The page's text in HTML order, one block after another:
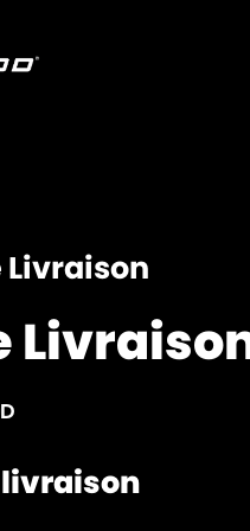
livraison